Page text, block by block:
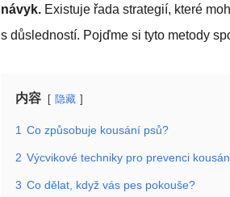
návyk. Existuje řada strategií, které
s důsledností. Pojďme si tyto metody
内容 隐藏
1 Co způsobuje kousání psů?
2 Výcvikové techniky pro prevenci
3 Co dělat, když vás pes pokouše?